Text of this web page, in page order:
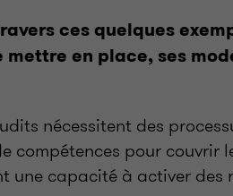
ces quelques
mettre en place, ses
nécessitent des
compétences pour couvrir
une capacité à activer des